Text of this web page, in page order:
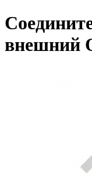
внешний